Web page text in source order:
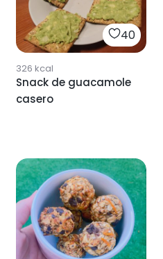
40
326 kcal
Snack de guacamole
casero